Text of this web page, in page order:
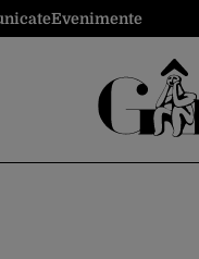
Evenimente